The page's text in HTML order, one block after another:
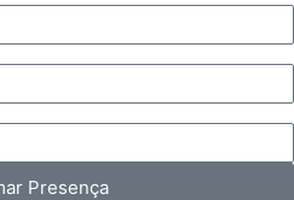
Presença